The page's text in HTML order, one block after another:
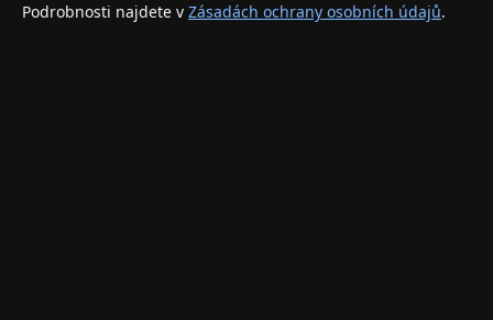
Doprava a doručení
Podrobnosti najdete v Zásadách ochrany osobních údajů.